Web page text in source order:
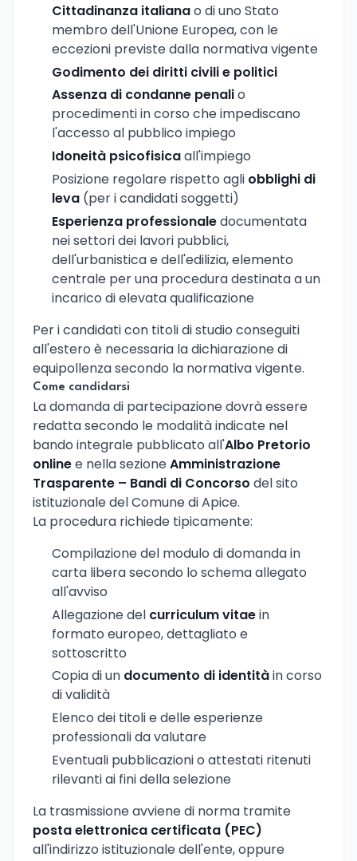
Cittadinanza italianao di uno Stato
membro dell'Unione Europea, con le
eccezioni previste dalla normativa vigente
Godimento dei diritti civili e politici
Assenza di condanne penalio
procedimenti in corso che impediscano
l'accesso al pubblico impiego
Idoneità psicofisicaall'impiego
Posizione regolare rispetto agli obblighi di
leva (per i candidati soggetti)
Esperienza professionaledocumentata
nei settori dei lavori pubblici,
dell'urbanistica e dell'edilizia, elemento
centrale per una procedura destinata a un
incarico di elevata qualificazione
Per i candidati con titoli di studio conseguiti
all'estero è necessaria la dichiarazione di
equipollenza secondo la normativa vigente.
Come candidarsi
La domanda di partecipazione dovrà essere
redatta secondo le modalità indicate nel
bando integrale pubblicato all'Albo Pretorio
onlinee nella sezioneAmministrazione
Trasparente – Bandi di Concorso del sito
istituzionale del Comune di Apice.
La procedura richiede tipicamente:
Compilazione del modulo di domanda in
carta libera secondo lo schema allegato
all'avviso
Allegazione del curriculum vitaein
formato europeo, dettagliato e
sottoscritto
Copia di un documento di identitàin corso
di validità
Elenco dei titoli e delle esperienze
professionali da valutare
Eventuali pubblicazioni o attestati ritenuti
rilevanti ai fini della selezione
La trasmissione avviene di norma tramite
posta elettronica certificata (PEC)
all'indirizzo istituzionale dell'ente, oppure